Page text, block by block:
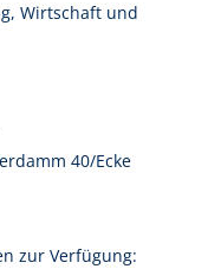
Wirtschaft und
40/Ecke
zur Verfügung: